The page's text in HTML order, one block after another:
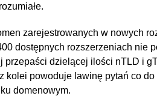
zarejestrowanych w nowych
dostępnych rozszerzeniach nie
przepaści dzielącej ilości nTLD i
kolei powoduje lawinę pytań co
domenowym.